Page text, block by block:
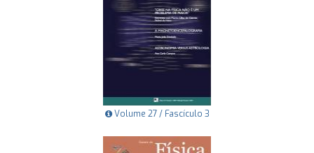
Volume 27 / Fascículo 3